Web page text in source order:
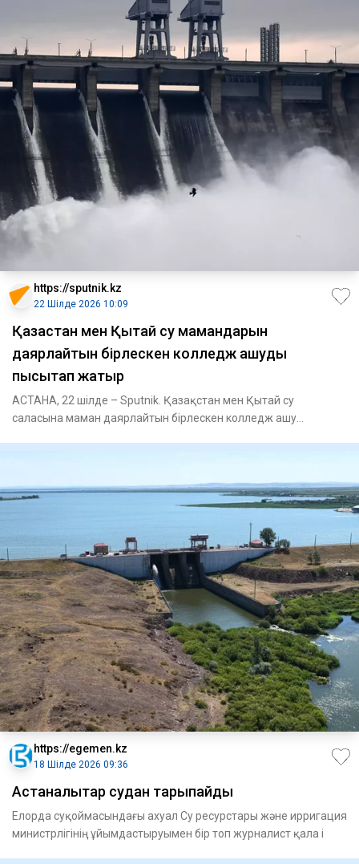
https://sputnik.kz
22 Шілде 2026 10:09
Қазақстан мен Қытай су мамандарын
даярлайтын бірлескен колледж ашуды
пысықтап жатыр
АСТАНА, 22 шілде – Sputnik. Қазақстан мен Қытай су
саласына маман даярлайтын бірлескен колледж ашу
https://egemen.kz
18 Шілде 2026 09:36
Астаналықтар судан тарықпайды
Елорда суқоймасындағы ахуал Су ресурстары және ирригация
министрлігінің ұйым­дас­ты­руы­мен бір топ журналист қала і